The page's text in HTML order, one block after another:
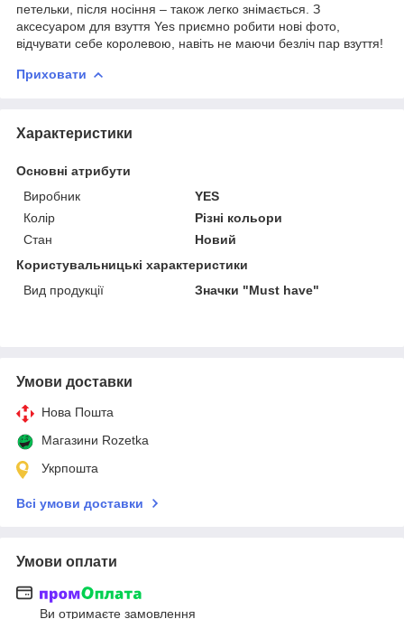
петельки, після носіння – також легко знімається. З
аксесуаром для взуття Yes приємно робити нові фото,
відчувати себе королевою, навіть не маючи безліч пар взуття!
Приховати
Характеристики
Основні атрибути
Виробник
YES
Колір
Різні кольори
Стан
Новий
Користувальницькі характеристики
Вид продукції
Значки "Must have"
Умови доставки
Нова Пошта
Магазини Rozetka
Укрпошта
Всі умови доставки
Умови оплати
Ви отримаєте замовлення